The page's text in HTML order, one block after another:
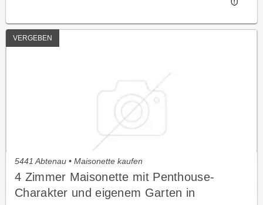
VERGEBEN
5441 Abtenau • Maisonette kaufen
4 Zimmer Maisonette mit Penthouse-
Charakter und eigenem Garten in